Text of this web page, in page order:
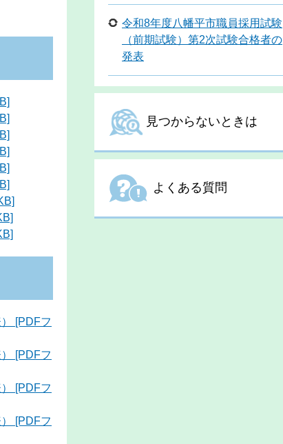
[PDFフ
[PDFフ
[PDFフ
[PDFフ
令和8年度八幡平市職員採用試験
（前期試験）第2次試験合格者の
発表
見つからないときは
よくある質問